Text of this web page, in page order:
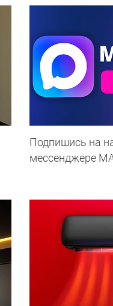
Подпишись на
мессенджере